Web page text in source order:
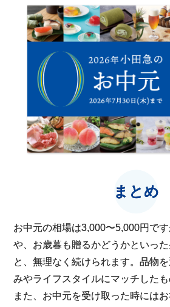
まとめ
お中元の相場は3,000〜5,000円で
や、お歳暮も贈るかどうかといっ
と、無理なく続けられます。品物
みやライフスタイルにマッチしたも
また、お中元を受け取った時にはお